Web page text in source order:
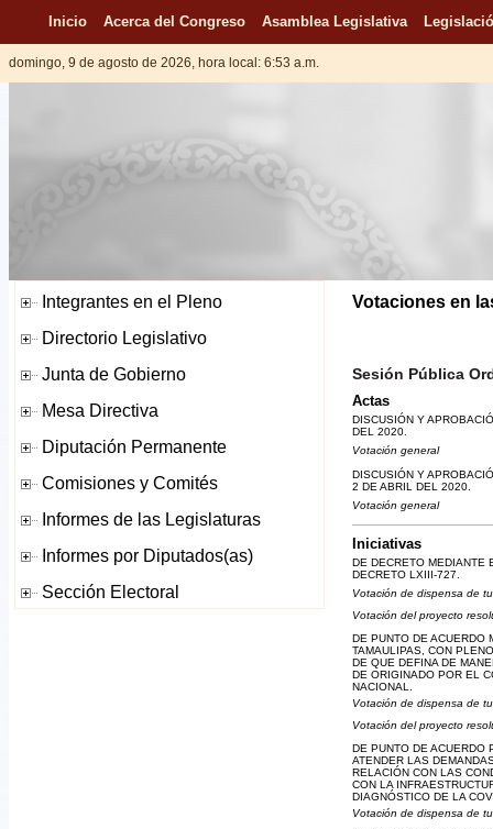
Inicio Acerca del Congreso Asamblea Legislativa
domingo, 9 de agosto de 2026, hora local: 6:53 a.m.
Votaciones en
Sesión Pública
Actas
DISCUSIÓN Y
DEL 2020.
Votación general
DISCUSIÓN Y
2 DE ABRIL DEL 2020.
Votación general
Iniciativas
DE DECRETO MEDIANTE
DECRETO LXIII-727.
Votación de dispensa de
Votación del proyecto
DE PUNTO DE ACUERDO
TAMAULIPAS, CON
DE QUE DEFINA DE
DE ORIGINADO POR EL
NACIONAL.
Votación de dispensa de
Votación del proyecto
DE PUNTO DE ACUERDO
ATENDER LAS
RELACIÓN CON LAS
CON LA
DIAGNÓSTICO DE LA
Votación de dispensa de